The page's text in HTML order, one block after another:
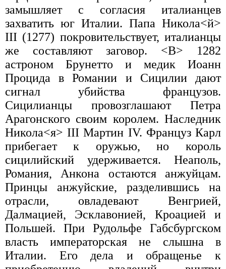
замышляет с согласия италианцев
захватить юг Италии. Папа Никола<й>
III (1277) покровительствует, италианцы
же составляют заговор. <В> 1282
астроном Брунетто и медик Иоанн
Процида в Романии и Сицилии дают
сигнал убийства французов.
Сицилианцы провозглашают Петра
Арагонского своим королем. Наследник
Никола<я> III Мартин IV. Француз Карл
прибегает к оружью, но король
сицилийский удерживается. Неаполь,
Романия, Анкона остаются анжуйцам.
Принцы анжуйские, разделившись на
отрасли, овладевают Венгрией,
Далмацией, Эсклавонией, Кроацией и
Польшей. При Рудольфе Габсбургском
власть императорская не слышна в
Италии. Его дела и обращенье к